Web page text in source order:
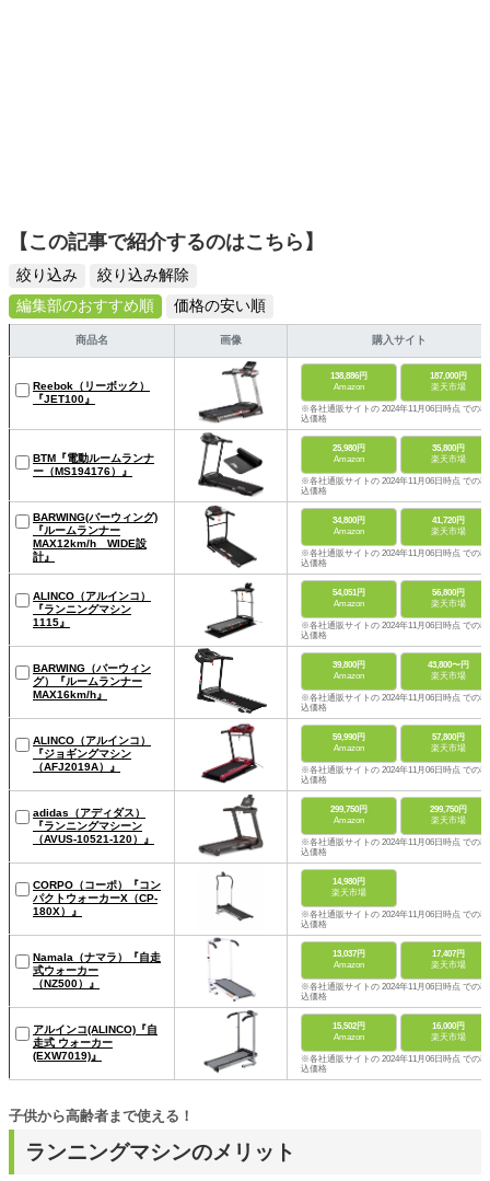
【この記事で紹介するのはこちら】
絞り込み
絞り込み解除
編集部のおすすめ順
価格の安い順
商品名 画像 購入サイト
Reebok（リーボック）
『JET100』
138,886円
Amazon
187,000円
楽天市場
※各社通販サイトの 2024年11月06日時点 での税
込価格
BTM『電動ルームランナ
ー（MS194176）』
25,980円
Amazon
35,800円
楽天市場
※各社通販サイトの 2024年11月06日時点 での税
込価格
BARWING(バーウィング)
『ルームランナー
MAX12km/h WIDE設
計』
34,800円
Amazon
41,720円
楽天市場
※各社通販サイトの 2024年11月06日時点 での税
込価格
ALINCO（アルインコ）
『ランニングマシン
1115』
54,051円
Amazon
56,800円
楽天市場
※各社通販サイトの 2024年11月06日時点 での税
込価格
BARWING（バーウィン
グ）『ルームランナー
MAX16km/h』
39,800円
Amazon
43,800〜円
楽天市場
※各社通販サイトの 2024年11月06日時点 での税
込価格
ALINCO（アルインコ）
『ジョギングマシン
（AFJ2019A）』
59,990円
Amazon
57,800円
楽天市場
※各社通販サイトの 2024年11月06日時点 での税
込価格
adidas（アディダス）
『ランニングマシーン
（AVUS-10521-120）』
299,750円
Amazon
299,750円
楽天市場
※各社通販サイトの 2024年11月06日時点 での税
込価格
CORPO（コーポ）『コン
パクトウォーカーX（CP-
180X）』
14,980円
楽天市場
※各社通販サイトの 2024年11月06日時点 での税
込価格
Namala（ナマラ）『自走
式ウォーカー
（NZ500）』
13,037円
Amazon
17,407円
楽天市場
※各社通販サイトの 2024年11月06日時点 での税
込価格
アルインコ(ALINCO)『自
走式 ウォーカー
(EXW7019)』
15,502円
Amazon
16,000円
楽天市場
※各社通販サイトの 2024年11月06日時点 での税
込価格
ランニングマシンのメリット
子供から高齢者まで使える！